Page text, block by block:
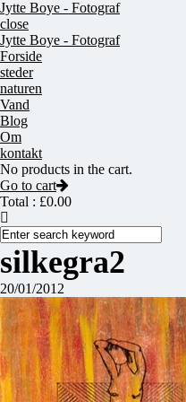
Jytte Boye - Fotograf
close
Jytte Boye - Fotograf
Forside
steder
naturen
Vand
Blog
Om
kontakt
No products in the cart.
Go to cart
Total : £0.00
silkegra2
20/01/2012